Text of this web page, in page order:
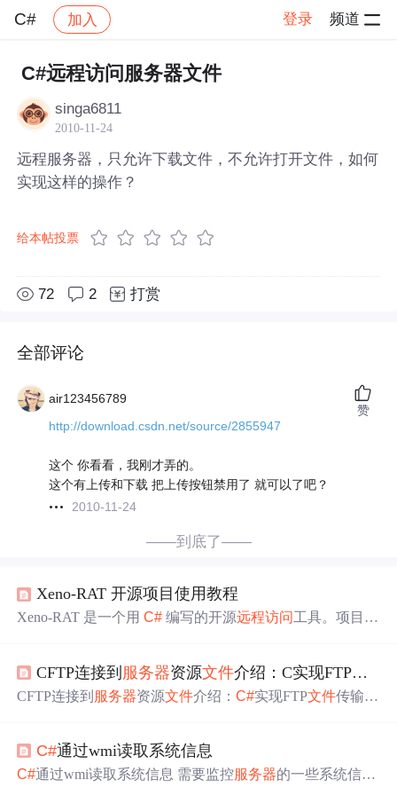
C# 加入 登录 频道
社区 C# 帖子详情
C#远程访问服务器文件
singa6811
2010-11-24
远程服务器，只允许下载文件，不允许打开文件，如何
实现这样的操作？
给本帖投票
72 2 打赏
全部评论
air123456789
http://download.csdn.net/source/2855947
这个 你看看，我刚才弄的。
这个有上传和下载 把上传按钮禁用了 就可以了吧？
2010-11-24
赞
——到底了——
Xeno-RAT 开源项目使用教程
Xeno-RAT 是一个用C# 编写的开源远程访问工具。项目的
── gitignore ├── LICENSE ├── README.md └── log...
CFTP连接到 服务器资源文件介绍：C实现FTP文件
CFTP连接到 服务器资源文件介绍：C#实现FTP文件传输功
了一个完美的解决方案，它基于
P服务器的稳定连接，支持文件的下载与上传。以下是关于
C#通过wmi读取系统信息
C# 通过wmi读取系统信息 需要监控服务器的一些系统信